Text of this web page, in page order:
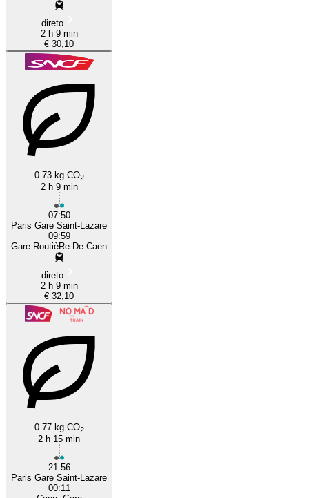
direto
2 h 9 min
€ 30,10
0.73 kg CO2
2 h 9 min
07:50
Paris Gare Saint-Lazare
09:59
Gare RoutièRe De Caen
direto
2 h 9 min
€ 32,10
0.77 kg CO2
2 h 15 min
21:56
Paris Gare Saint-Lazare
00:11